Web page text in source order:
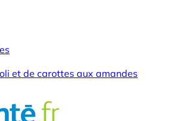
et de carottes aux amandes